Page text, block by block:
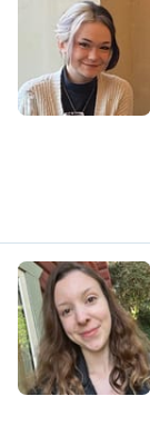
E
J